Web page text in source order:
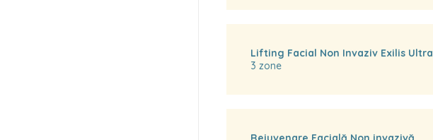
Lifting Facial Non Invaziv Exilis Ultra
3 zone